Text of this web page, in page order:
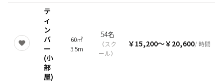
テ
ィ
ン
バ
ー
(小
部
屋)
60㎡
3.5m
54名
（スク
ール）
￥15,200〜￥20,600/ 時間